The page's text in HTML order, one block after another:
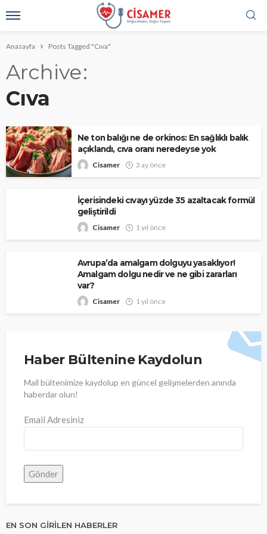
Anasayfa Posts Tagged "Cıva"
Archive
Cıva
Ne ton balığı ne de orkinos: En sağlıklı balık
açıklandı, cıva oranı neredeyse yok
Cisamer 3 ay önce
İçerisindeki cıvayı yüzde 35 azaltacak formül
geliştirildi
Cisamer 1 yıl önce
Avrupa’da amalgam dolguyu yasaklıyor!
Amalgam dolgu nedir ve ne gibi zararları
var?
Cisamer 1 yıl önce
Haber Bültenine Kaydolun
Mail bültenimize kaydolup en güncel gelişmelerden anında
haberdar olun!
Email Adresiniz
EN SON GIRILEN HABERLER